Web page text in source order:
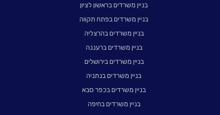
בניין משרדים בראשון לציון
בניין משרדים בפתח תקווה
בניין משרדים בהרצליה
בניין משרדים ברעננה
בניין משרדים בירושלים
בניין משרדים בנתניה
בניין משרדים בכפר סבא
בניין משרדים בחיפה